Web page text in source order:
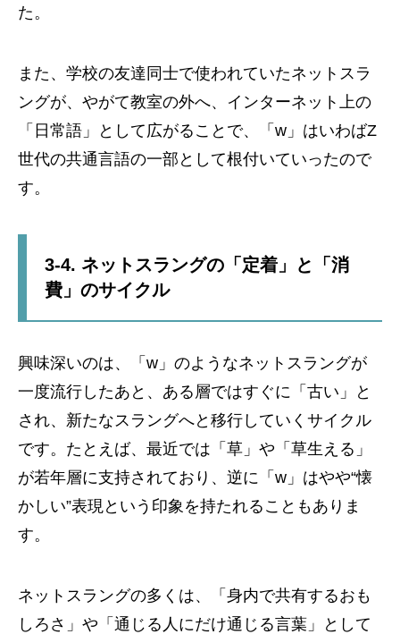
た。
また、学校の友達同士で使われていたネットスラ
ングが、やがて教室の外へ、インターネット上の
「日常語」として広がることで、「w」はいわばZ
世代の共通言語の一部として根付いていったので
す。
3-4. ネットスラングの「定着」と「消
費」のサイクル
興味深いのは、「w」のようなネットスラングが
一度流行したあと、ある層ではすぐに「古い」と
され、新たなスラングへと移行していくサイクル
です。たとえば、最近では「草」や「草生える」
が若年層に支持されており、逆に「w」はやや“懐
かしい”表現という印象を持たれることもありま
す。
ネットスラングの多くは、「身内で共有するおも
しろさ」や「通じる人にだけ通じる言葉」として